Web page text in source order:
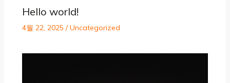
Hello world!
4월 22, 2025 /Uncategorized